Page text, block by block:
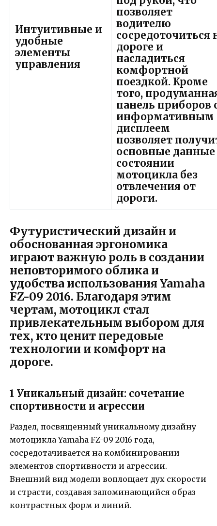
Интуитивные и
удобные
элементы
управления
позволяет
водителю
сосредоточиться
дороге и
насладиться
комфортной
поездкой. Кроме
того,
панель приборов
информативным
дисплеем
позволяет
основные данные
состоянии
мотоцикла без
отвлечения от
дороги.
Футуристический дизайн и
обоснованная эргономика
играют важную роль в создании
неповторимого облика и
удобства использования Yamaha
FZ-09 2016. Благодаря этим
чертам, мотоцикл стал
привлекательным выбором для
тех, кто ценит передовые
технологии и комфорт на
дороге.
1 Уникальный дизайн: сочетание
спортивности и агрессии
Раздел, посвященный уникальному дизайну
мотоцикла Yamaha FZ-09 2016 года,
сосредотачивается на комбинировании
элементов спортивности и агрессии.
Внешний вид модели воплощает дух скорости
и страсти, создавая запоминающийся образ
контрастных форм и линий.